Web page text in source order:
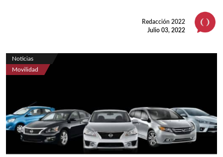
Redacción 2022
Julio 03, 2022
Noticias
Movilidad